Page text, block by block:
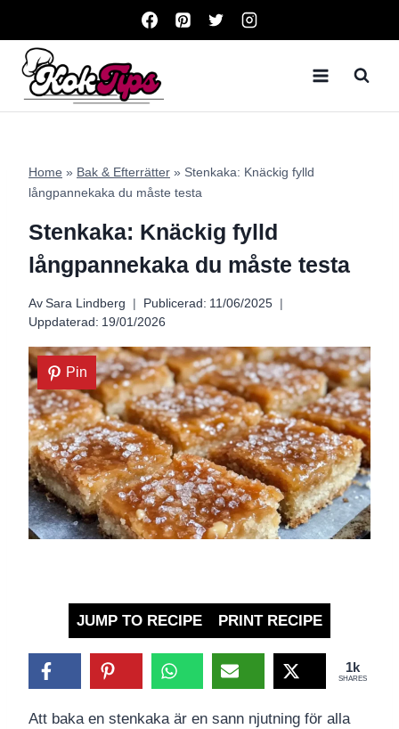
content
Home » Bak & Efterrätter » Stenkaka: Knäckig fylld
långpannekaka du måste testa
Stenkaka: Knäckig fylld
långpannekaka du måste testa
Av Sara Lindberg Publicerad: 11/06/2025
Uppdaterad: 19/01/2026
Pin
JUMP TO RECIPE PRINT RECIPE
1k
SHARES
Att baka en stenkaka är en sann njutning för alla